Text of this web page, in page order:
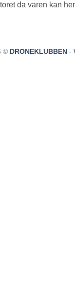
da varen kan
© DRONEKLUBBEN -